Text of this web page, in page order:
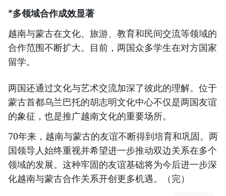
*多领域合作成效显著
越南与蒙古在文化、旅游、教育和民间交流等领域的
合作范围不断扩大。目前，两国众多学生在对方国家
留学。
两国还通过文化与艺术交流加深了彼此的理解。位于
蒙古首都乌兰巴托的胡志明文化中心不仅是两国友谊
的象征，也是推广越南文化的重要场所。
70年来，越南与蒙古的友谊不断得到培育和巩固。两
国领导人始终重视并希望进一步推动双边关系在多个
领域的发展。这种牢固的友谊基础将为今后进一步深
化越南与蒙古合作关系开创更多机遇。（完）